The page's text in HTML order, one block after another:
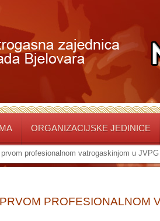
ORGANIZACIJSKE JEDINICE
prvom profesionalnom vatrogaskinjom u
PROFESIONALNOM